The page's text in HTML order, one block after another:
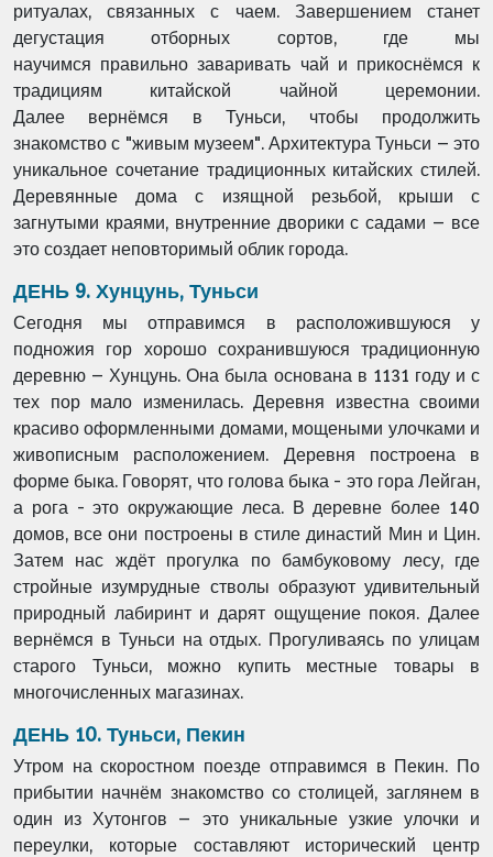
ритуалах,связанных с чаем. Завершением станет
дегустация отборных сортов, где мы
научимся правильно заваривать чай и прикоснёмся к
традициям китайской чайной церемонии.
Далее вернёмся в Туньси, чтобы продолжить
знакомство с "живым музеем". Архитектура Туньси – это
уникальное сочетание традиционных китайских стилей.
Деревянные дома с изящной резьбой, крыши с
загнутыми краями, внутренние дворики с садами – все
это создает неповторимый облик города.
ДЕНЬ 9. Хунцунь, Туньси
Сегодня мы отправимся в расположившуюся у
подножия гор хорошо сохранившуюся традиционную
деревню – Хунцунь. Она была основана в 1131 году и с
тех пор мало изменилась. Деревня известна своими
красиво оформленными домами, мощеными улочками и
живописным расположением. Деревня построена в
форме быка. Говорят, что голова быка - это гора Лейган,
а рога - это окружающие леса. В деревне более 140
домов, всеони построены в стиле династий Мин и Цин.
Затем нас ждёт прогулка по бамбуковому лесу, где
стройные изумрудные стволы образуют удивительный
природный лабиринт и дарят ощущение покоя. Далее
вернёмся в Туньси на отдых. Прогуливаясь по улицам
старого Туньси, можно купить местные товары в
многочисленных магазинах.
ДЕНЬ 10. Туньси, Пекин
Утром на скоростном поезде отправимся в Пекин. По
прибытии начнём знакомство состолицей, заглянем в
один из Хутонгов – это уникальные узкие улочки и
переулки, которые составляют исторический центр